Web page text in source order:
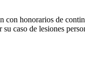
con honorarios de
caso de lesiones